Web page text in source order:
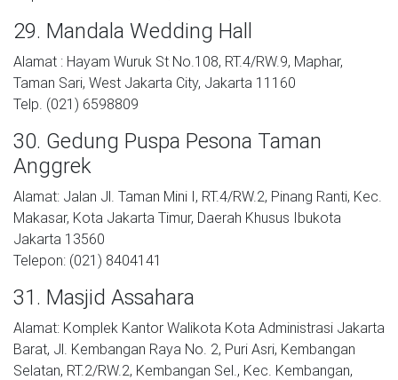
29. Mandala Wedding Hall
Alamat : Hayam Wuruk St No.108, RT.4/RW.9, Maphar,
Taman Sari, West Jakarta City, Jakarta 11160
Telp. (021) 6598809
30. Gedung Puspa Pesona Taman
Anggrek
Alamat: Jalan Jl. Taman Mini I, RT.4/RW.2, Pinang Ranti, Kec.
Makasar, Kota Jakarta Timur, Daerah Khusus Ibukota
Jakarta 13560
Telepon: (021) 8404141
31. Masjid Assahara
Alamat: Komplek Kantor Walikota Kota Administrasi Jakarta
Barat, Jl. Kembangan Raya No. 2, Puri Asri, Kembangan
Selatan, RT.2/RW.2, Kembangan Sel., Kec. Kembangan,